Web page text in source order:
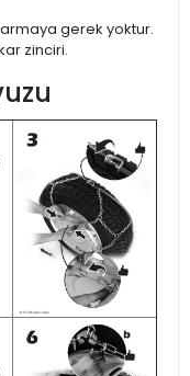
gerek yoktur.
zinciri.